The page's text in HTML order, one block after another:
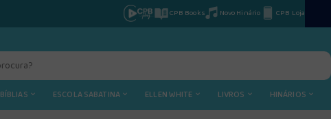
CPB Books Novo Hinário CPB Loja
BÍBLIAS ESCOLA SABATINA ELLEN WHITE LIVROS HINÁRIOS